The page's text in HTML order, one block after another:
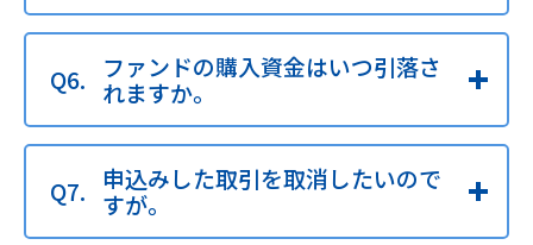
ファンドの購入資金はいつ引落さ
れますか。
申込みした取引を取消したいので
すが。